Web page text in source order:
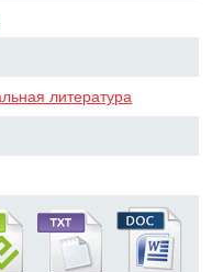
литература